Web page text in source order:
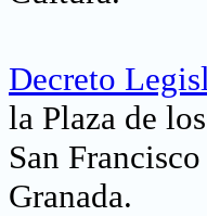
Decreto
la Plaza de
San
Granada.